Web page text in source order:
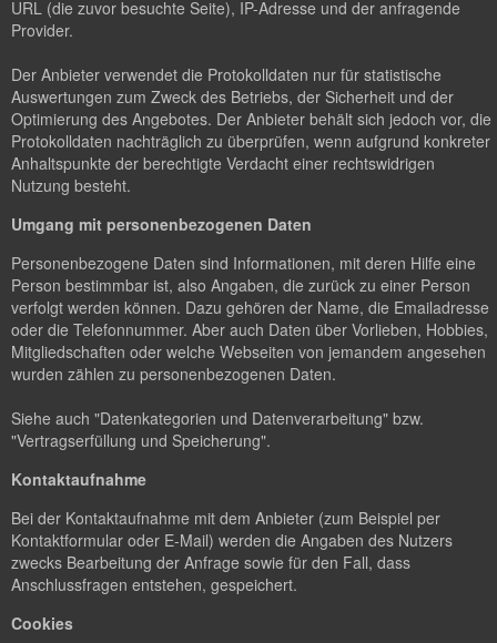
URL (die zuvor besuchte Seite), IP-Adresse und der anfragende
Provider.
Der Anbieter verwendet die Protokolldaten nur für statistische
Auswertungen zum Zweck des Betriebs, der Sicherheit und der
Optimierung des Angebotes. Der Anbieter behält sich jedoch vor, die
Protokolldaten nachträglich zu überprüfen, wenn aufgrund konkreter
Anhaltspunkte der berechtigte Verdacht einer rechtswidrigen
Nutzung besteht.
Umgang mit personenbezogenen Daten
Personenbezogene Daten sind Informationen, mit deren Hilfe eine
Person bestimmbar ist, also Angaben, die zurück zu einer Person
verfolgt werden können. Dazu gehören der Name, die Emailadresse
oder die Telefonnummer. Aber auch Daten über Vorlieben, Hobbies,
Mitgliedschaften oder welche Webseiten von jemandem angesehen
wurden zählen zu personenbezogenen Daten.
Siehe auch "Datenkategorien und Datenverarbeitung" bzw.
"Vertragserfüllung und Speicherung".
Kontaktaufnahme
Bei der Kontaktaufnahme mit dem Anbieter (zum Beispiel per
Kontaktformular oder E-Mail) werden die Angaben des Nutzers
zwecks Bearbeitung der Anfrage sowie für den Fall, dass
Anschlussfragen entstehen, gespeichert.
Cookies